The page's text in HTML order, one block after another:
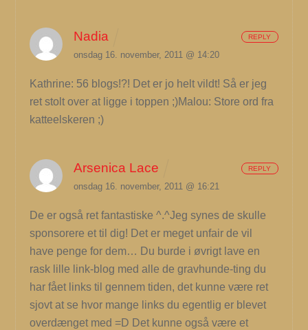
Nadia
onsdag 16. november, 2011 @ 14:20
Kathrine: 56 blogs!?! Det er jo helt vildt! Så er jeg
ret stolt over at ligge i toppen ;)Malou: Store ord fra
katteelskeren ;)
REPLY
Arsenica Lace
onsdag 16. november, 2011 @ 16:21
De er også ret fantastiske ^.^Jeg synes de skulle
sponsorere et til dig! Det er meget unfair de vil
have penge for dem… Du burde i øvrigt lave en
rask lille link-blog med alle de gravhunde-ting du
har fået links til gennem tiden, det kunne være ret
sjovt at se hvor mange links du egentlig er blevet
overdænget med =D Det kunne også være et
REPLY